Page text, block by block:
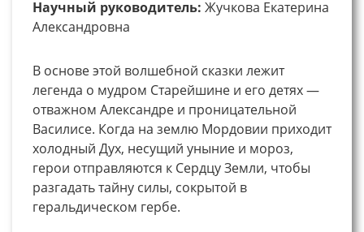
Научный руководитель: Жучкова Екатерина
Александровна
В основе этой волшебной сказки лежит
легенда о мудром Старейшине и его детях —
отважном Александре и проницательной
Василисе. Когда на землю Мордовии приходит
холодный Дух, несущий уныние и мороз,
герои отправляются к Сердцу Земли, чтобы
разгадать тайну силы, сокрытой в
геральдическом гербе.